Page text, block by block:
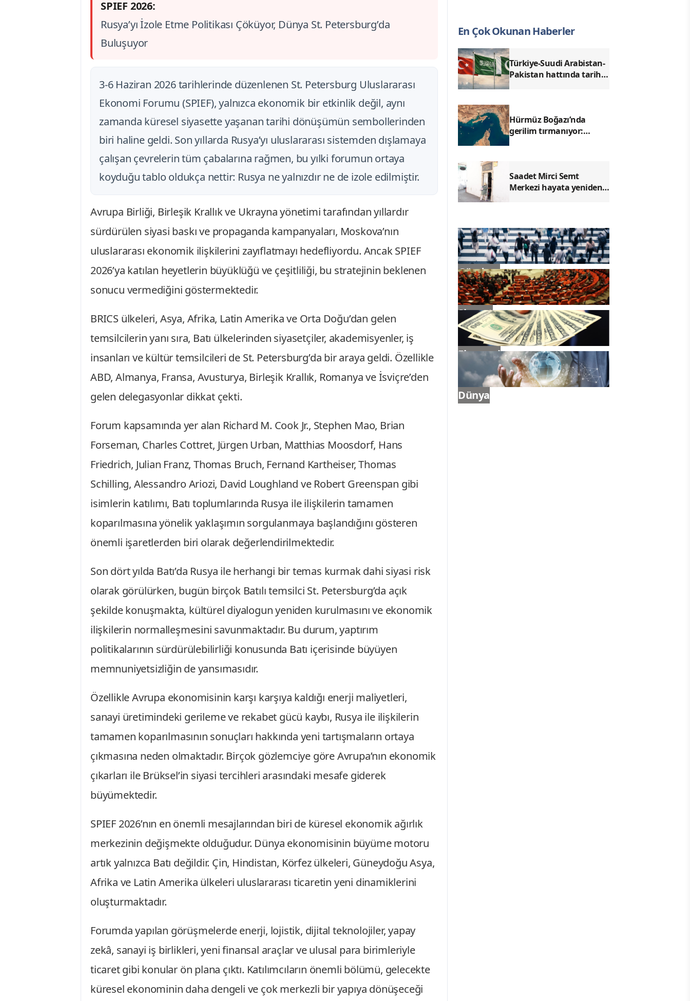
SPIEF 2026:
Rusya’yı İzole Etme Politikası Çöküyor, Dünya St. Petersburg’da
Buluşuyor
3-6 Haziran 2026 tarihlerinde düzenlenen St. Petersburg Uluslararası
Ekonomi Forumu (SPIEF), yalnızca ekonomik bir etkinlik değil, aynı
zamanda küresel siyasette yaşanan tarihi dönüşümün sembollerinden
biri haline geldi. Son yıllarda Rusya’yı uluslararası sistemden dışlamaya
çalışan çevrelerin tüm çabalarına rağmen, bu yılki forumun ortaya
koyduğu tablo oldukça nettir: Rusya ne yalnızdır ne de izole edilmiştir.
Avrupa Birliği, Birleşik Krallık ve Ukrayna yönetimi tarafından yıllardır
sürdürülen siyasi baskı ve propaganda kampanyaları, Moskova’nın
uluslararası ekonomik ilişkilerini zayıflatmayı hedefliyordu. Ancak SPIEF
2026’ya katılan heyetlerin büyüklüğü ve çeşitliliği, bu stratejinin beklenen
sonucu vermediğini göstermektedir.
BRICS ülkeleri, Asya, Afrika, Latin Amerika ve Orta Doğu’dan gelen
temsilcilerin yanı sıra, Batı ülkelerinden siyasetçiler, akademisyenler, iş
insanları ve kültür temsilcileri de St. Petersburg’da bir araya geldi. Özellikle
ABD, Almanya, Fransa, Avusturya, Birleşik Krallık, Romanya ve İsviçre’den
gelen delegasyonlar dikkat çekti.
Forum kapsamında yer alan Richard M. Cook Jr., Stephen Mao, Brian
Forseman, Charles Cottret, Jürgen Urban, Matthias Moosdorf, Hans
Friedrich, Julian Franz, Thomas Bruch, Fernand Kartheiser, Thomas
Schilling, Alessandro Ariozi, David Loughland ve Robert Greenspan gibi
isimlerin katılımı, Batı toplumlarında Rusya ile ilişkilerin tamamen
koparılmasına yönelik yaklaşımın sorgulanmaya başlandığını gösteren
önemli işaretlerden biri olarak değerlendirilmektedir.
Son dört yılda Batı’da Rusya ile herhangi bir temas kurmak dahi siyasi risk
olarak görülürken, bugün birçok Batılı temsilci St. Petersburg’da açık
şekilde konuşmakta, kültürel diyalogun yeniden kurulmasını ve ekonomik
ilişkilerin normalleşmesini savunmaktadır. Bu durum, yaptırım
politikalarının sürdürülebilirliği konusunda Batı içerisinde büyüyen
memnuniyetsizliğin de yansımasıdır.
Özellikle Avrupa ekonomisinin karşı karşıya kaldığı enerji maliyetleri,
sanayi üretimindeki gerileme ve rekabet gücü kaybı, Rusya ile ilişkilerin
tamamen koparılmasının sonuçları hakkında yeni tartışmaların ortaya
çıkmasına neden olmaktadır. Birçok gözlemciye göre Avrupa’nın ekonomik
çıkarları ile Brüksel’in siyasi tercihleri arasındaki mesafe giderek
büyümektedir.
SPIEF 2026’nın en önemli mesajlarından biri de küresel ekonomik ağırlık
merkezinin değişmekte olduğudur. Dünya ekonomisinin büyüme motoru
artık yalnızca Batı değildir. Çin, Hindistan, Körfez ülkeleri, Güneydoğu Asya,
Afrika ve Latin Amerika ülkeleri uluslararası ticaretin yeni dinamiklerini
oluşturmaktadır.
Forumda yapılan görüşmelerde enerji, lojistik, dijital teknolojiler, yapay
zekâ, sanayi iş birlikleri, yeni finansal araçlar ve ulusal para birimleriyle
ticaret gibi konular ön plana çıktı. Katılımcıların önemli bölümü, gelecekte
küresel ekonominin daha dengeli ve çok merkezli bir yapıya dönüşeceği
En Çok Okunan Haberler
Türkiye-Suudi Arabistan-
Pakistan hattında tarihi
Hürmüz Boğazı’nda
gerilim tırmanıyor:
Saadet Mirci Semt
Merkezi hayata yeniden
Gündem
Siyaset
Ekonomi
Dünya